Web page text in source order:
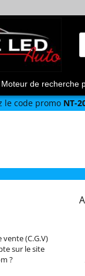
Moteur de recherche
le code promo NT-
(C.G.V)
sur le site
?